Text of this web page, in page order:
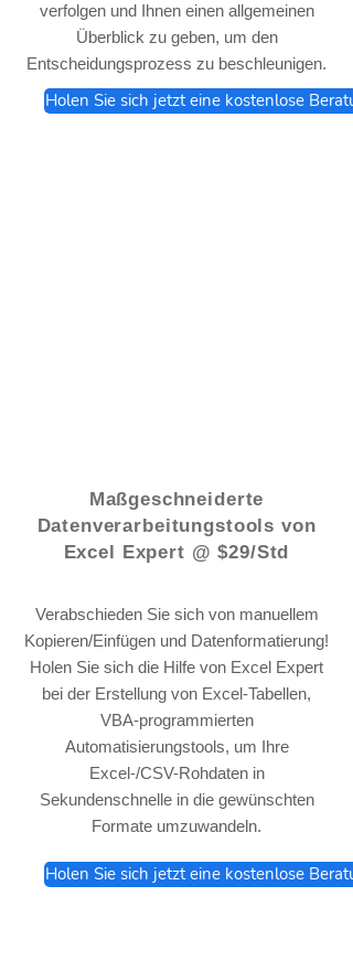
verfolgen und Ihnen einen allgemeinen
Überblick zu geben, um den
Entscheidungsprozess zu beschleunigen.
Holen Sie sich jetzt eine kostenlose
Maßgeschneiderte
Datenverarbeitungstools von
Excel Expert @ $29/Std
Verabschieden Sie sich von manuellem
Kopieren/Einfügen und Datenformatierung!
Holen Sie sich die Hilfe von Excel Expert
bei der Erstellung von Excel-Tabellen,
VBA-programmierten
Automatisierungstools, um Ihre
Excel-/CSV-Rohdaten in
Sekundenschnelle in die gewünschten
Formate umzuwandeln.
Holen Sie sich jetzt eine kostenlose